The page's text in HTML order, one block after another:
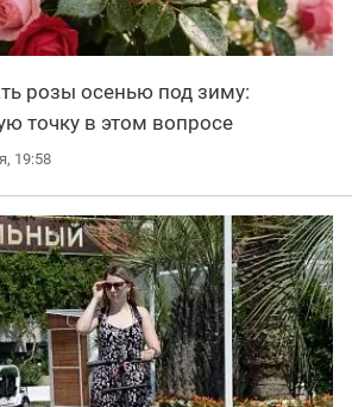
розы осенью под зиму:
точку в этом вопросе
19:58